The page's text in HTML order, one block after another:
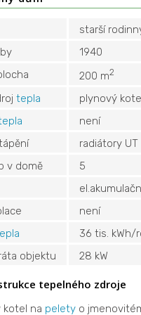
starší
1940
200 m2
tepla
plynový
není
radiátory UT
v domě
5
není
36 tis. kWh/
objektu
28 kW
tepelného zdroje
kotel na peletyo